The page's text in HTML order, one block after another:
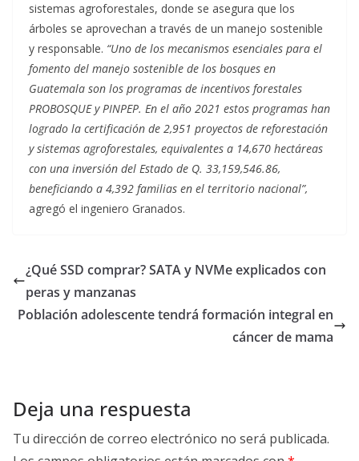
sistemas agroforestales, donde se asegura que los
árboles se aprovechan a través de un manejo sostenible
y responsable. “Uno de los mecanismos esenciales para el
fomento del manejo sostenible de los bosques en
Guatemala son los programas de incentivos forestales
PROBOSQUE y PINPEP. En el año 2021 estos programas han
logrado la certificación de 2,951 proyectos de reforestación
y sistemas agroforestales, equivalentes a 14,670 hectáreas
con una inversión del Estado de Q. 33,159,546.86,
beneficiando a 4,392 familias en el territorio nacional”,
agregó el ingeniero Granados.
¿Qué SSD comprar? SATA y NVMe explicados con
peras y manzanas
Población adolescente tendrá formación integral en
cáncer de mama
Deja una respuesta
Tu dirección de correo electrónico no será publicada.